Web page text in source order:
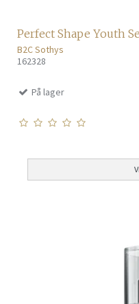
Perfect Shape Youth
B2C Sothys
162328
På lager